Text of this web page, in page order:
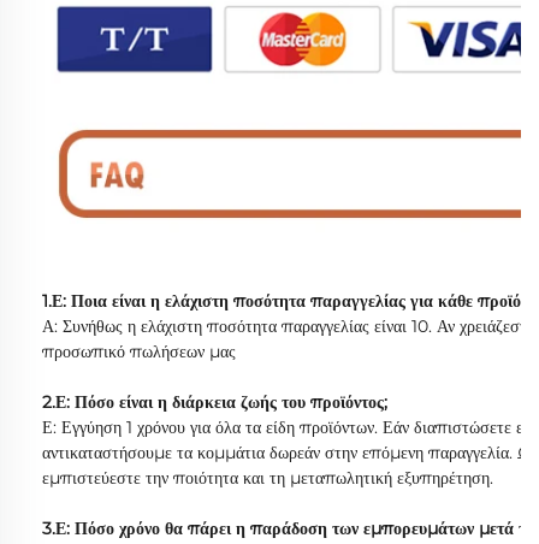
1.Ε: Ποια είναι η ελάχιστη ποσότητα παραγγελίας για κάθε προϊόν;
Α: Συνήθως η ελάχιστη ποσότητα παραγγελίας είναι 10. Αν
προσωπικό πωλήσεων μας
2.Ε: Πόσο είναι η διάρκεια ζωής του προϊόντος;
Ε: Εγγύηση 1 χρόνου για όλα τα είδη προϊόντων. Εάν διαπιστώσετε
αντικαταστήσουμε τα κομμάτια δωρεάν στην επόμενη παραγγελία.
εμπιστεύεστε την ποιότητα και τη μεταπωλητική εξυπηρέτηση.
3.Ε: Πόσο χρόνο θα πάρει η παράδοση των εμπορευμάτων μετά